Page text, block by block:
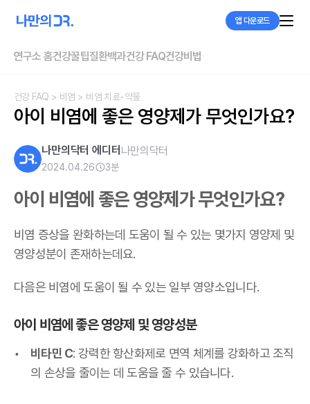
앱 다운로드
연구소 홈건강꿀팁질환백과건강 FAQ건강비법
건강 FAQ > 비염 > 비염 치료•약물
아이 비염에 좋은 영양제가 무엇인가요?
나만의닥터 에디터 나만의닥터
2024.04.26 3분
아이 비염에 좋은 영양제가 무엇인가요?
비염 증상을 완화하는데 도움이 될 수 있는 몇가지 영양제 및
영양성분이 존재하는데요.
다음은 비염에 도움이 될 수 있는 일부 영양소입니다.
아이 비염에 좋은 영양제 및 영양성분
비타민 C: 강력한 항산화제로 면역 체계를 강화하고 조직
의 손상을 줄이는 데 도움을 줄 수 있습니다.